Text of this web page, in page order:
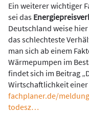
Ein weiterer wichtiger
sei das
Deutschland weise
das schlechteste
man sich ab einem
Wärmepumpen im
findet sich im Beitrag
Wirtschaftlichkeit einer
fachplaner.de/
todesz…